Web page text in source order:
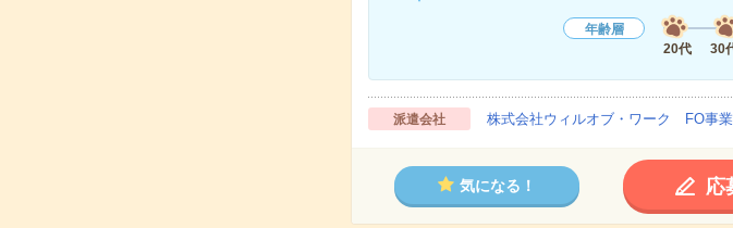
年齢層
20代
30
派遣会社 株式会社ウィルオブ・ワーク FO事
気になる！ 応